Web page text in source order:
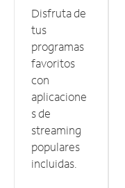
Disfruta de
tus
programas
favoritos
con
aplicacione
s de
streaming
populares
incluidas.